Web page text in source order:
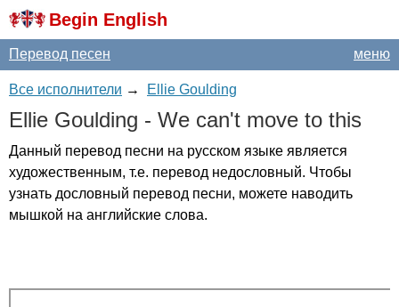
Begin English
меню
Перевод песен
Все исполнители → Ellie Goulding
Ellie Goulding - We can't move to this
Данный перевод песни на русском языке является
художественным, т.е. перевод недословный. Чтобы
узнать дословный перевод песни, можете наводить
мышкой на английские слова.